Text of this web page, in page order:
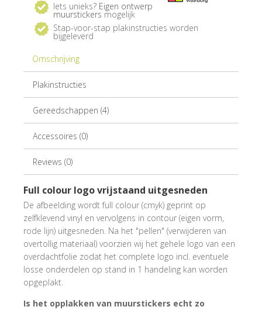
Iets unieks? Eigen ontwerp
muurstickers mogelijk
Stap-voor-stap plakinstructies worden
bijgeleverd
Omschrijving
Plakinstructies
Gereedschappen (4)
Accessoires (0)
Reviews (0)
Full colour logo vrijstaand uitgesneden
De afbeelding wordt full colour (cmyk) geprint op
zelfklevend vinyl en vervolgens in contour (eigen vorm,
rode lijn) uitgesneden. Na het "pellen" (verwijderen van
overtollig materiaal) voorzien wij het gehele logo van een
overdachtfolie zodat het complete logo incl. eventuele
losse onderdelen op stand in 1 handeling kan worden
opgeplakt.
Is het opplakken van muurstickers echt zo